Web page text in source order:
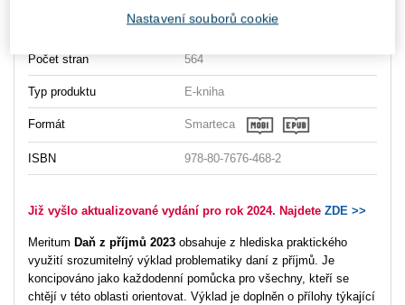
4/2023
Počet stran 564
Typ produktu E-kniha
Formát Smarteca
ISBN 978-80-7676-468-2
Již vyšlo aktualizované vydání pro rok 2024. Najdete ZDE >>
Meritum Daň z příjmů 2023 obsahuje z hlediska praktického
využití srozumitelný výklad problematiky daní z příjmů. Je
koncipováno jako každodenní pomůcka pro všechny, kteří se
chtějí v této oblasti orientovat. Výklad je doplněn o přílohy týkající
Nastavení souborů cookie